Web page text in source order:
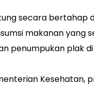
secara bertahap
makanan yang
penumpukan plak
Kesehatan,